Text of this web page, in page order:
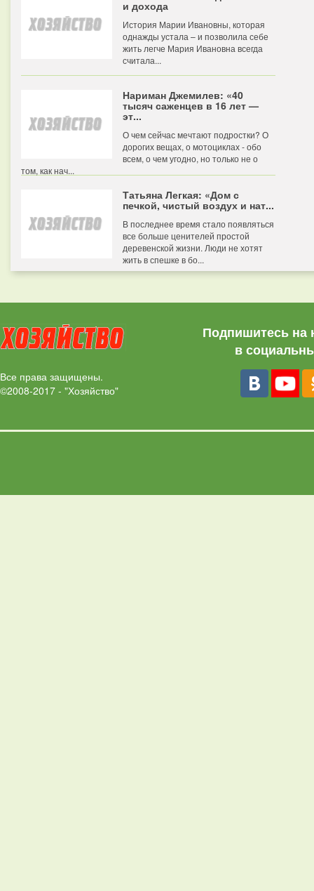
и дохода
История Марии Ивановны, которая
однажды устала – и позволила себе
жить легче Мария Ивановна всегда
считала...
Нариман Джемилев: «40
тысяч саженцев в 16 лет —
эт...
О чем сейчас мечтают подростки? О
дорогих вещах, о мотоциклах - обо
всем, о чем угодно, но только не о
том, как нач...
Татьяна Легкая: «Дом с
печкой, чистый воздух и нат...
В последнее время стало появляться
все больше ценителей простой
деревенской жизни. Люди не хотят
жить в спешке в бо...
Все права защищены.
©2008-2017 - "Хозяйство"
Подпишитесь на
в